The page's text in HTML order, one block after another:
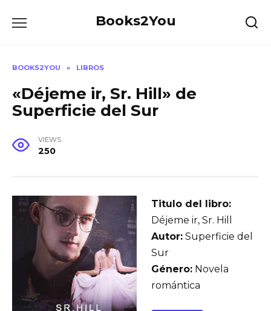
Books2You
BOOKS2YOU » LIBROS
«Déjeme ir, Sr. Hill» de
Superficie del Sur
VIEWS
250
Titulo del libro:
Déjeme ir, Sr. Hill
Autor: Superficie del
Sur
Género: Novela
romántica